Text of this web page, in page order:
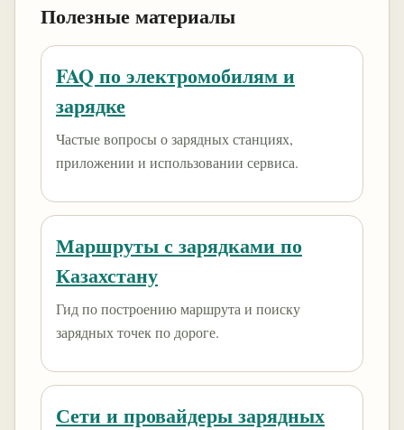
Полезные материалы
FAQ по электромобилям и
зарядке
Частые вопросы о зарядных станциях,
приложении и использовании сервиса.
Маршруты с зарядками по
Казахстану
Гид по построению маршрута и поиску
зарядных точек по дороге.
Сети и провайдеры зарядных